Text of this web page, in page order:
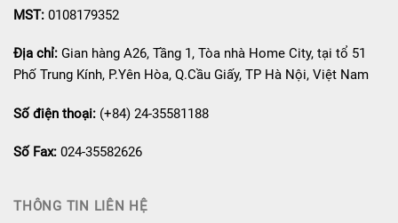
MST: 0108179352
Địa chỉ: Gian hàng A26, Tầng 1, Tòa nhà Home City, tại tổ 51
Phố Trung Kính, P.Yên Hòa, Q.Cầu Giấy, TP Hà Nội, Việt Nam
Số điện thoại: (+84) 24-35581188
Số Fax: 024-35582626
THÔNG TIN LIÊN HỆ